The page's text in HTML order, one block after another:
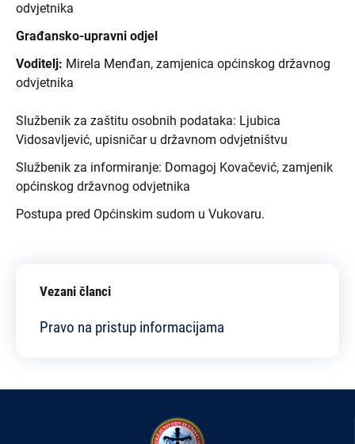
odvjetnika
Građansko-upravni odjel
Voditelj: Mirela Menđan, zamjenica općinskog državnog
odvjetnika
Službenik za zaštitu osobnih podataka: Ljubica
Vidosavljević, upisničar u državnom odvjetništvu
Službenik za informiranje: Domagoj Kovačević, zamjenik
općinskog državnog odvjetnika
Postupa pred Općinskim sudom u Vukovaru.
Vezani članci
Pravo na pristup informacijama